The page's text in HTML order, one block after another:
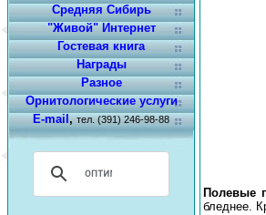
Средняя Сибирь
"Живой" Интернет
Гостевая книга
Награды
Разное
Орнитологические услуги
E-mail,тел. (391) 246-98-88
Полевые
бледнее.